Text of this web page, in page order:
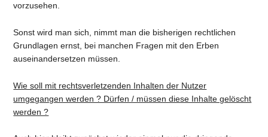
vorzusehen.
Sonst wird man sich, nimmt man die bisherigen rechtlichen
Grundlagen ernst, bei manchen Fragen mit den Erben
auseinandersetzen müssen.
Wie soll mit rechtsverletzenden Inhalten der Nutzer
umgegangen werden ? Dürfen / müssen diese Inhalte gelöscht
werden ?